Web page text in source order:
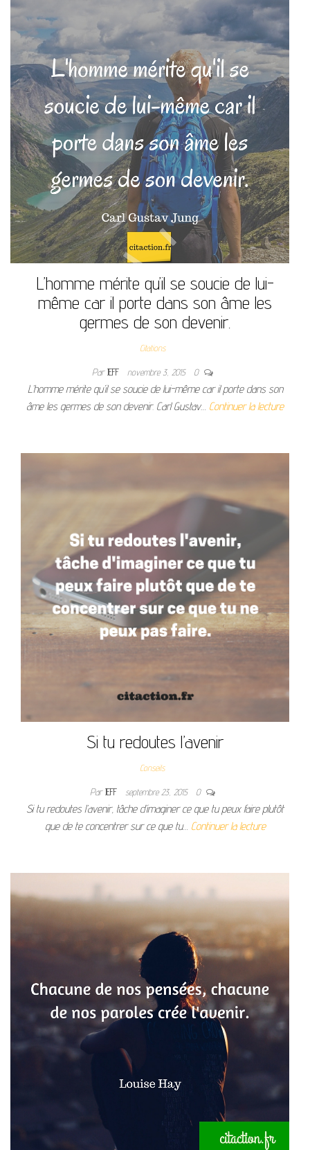
L’homme mérite qu’il se soucie de lui-
même car il porte dans son âme les
germes de son devenir.
Citations
ParJEFF novembre 3, 2015 0
L’homme mérite qu’il se soucie de lui-même car il porte dans son
âme les germes de son devenir. Carl Gustav… Continuer la lecture
Si tu redoutes l’avenir
Conseils
ParJEFF septembre 23, 2015 0
Si tu redoutes l’avenir, tâche d’imaginer ce que tu peux faire plutôt
que de te concentrer sur ce que tu… Continuer la lecture